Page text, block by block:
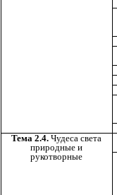
Тема 2.4.Чудеса света
природные и
рукотворные